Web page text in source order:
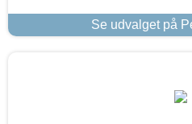
Se udvalget på